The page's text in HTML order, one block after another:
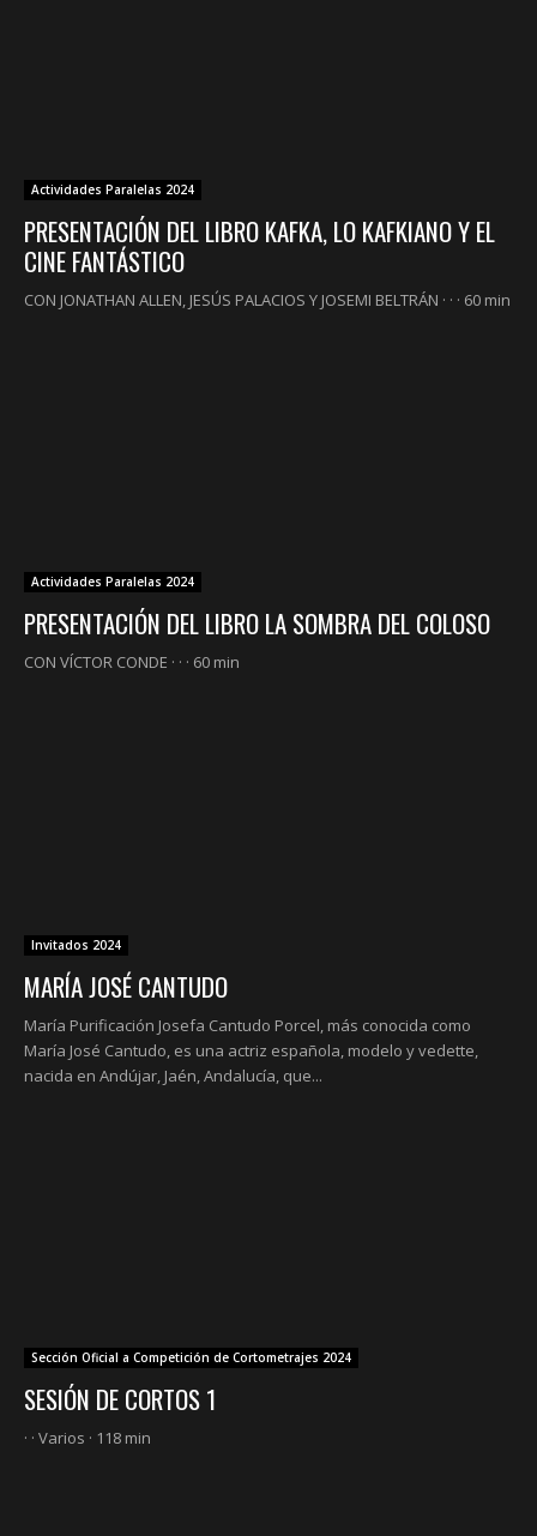
Actividades Paralelas 2024
PRESENTACIÓN DEL LIBRO KAFKA, LO KAFKIANO Y EL
CINE FANTÁSTICO
CON JONATHAN ALLEN, JESÚS PALACIOS Y JOSEMI BELTRÁN · · · 60 min
Actividades Paralelas 2024
PRESENTACIÓN DEL LIBRO LA SOMBRA DEL COLOSO
CON VÍCTOR CONDE · · · 60 min
Invitados 2024
MARÍA JOSÉ CANTUDO
María Purificación Josefa Cantudo Porcel, más conocida como
María José Cantudo, es una actriz española, modelo y vedette,
nacida en Andújar, Jaén, Andalucía, que...
Sección Oficial a Competición de Cortometrajes 2024
SESIÓN DE CORTOS 1
· · Varios · 118 min